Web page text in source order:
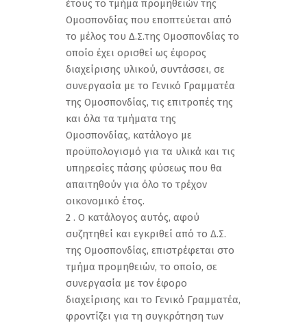
έτους το τμήμα προμηθειών της
Ομοσπονδίας που εποπτεύεται από
το μέλος του Δ.Σ.της Ομοσπονδίας το
οποίο έχει ορισθεί ως έφορος
διαχείρισης υλικού, συντάσσει, σε
συνεργασία με το Γενικό Γραμματέα
της Ομοσπονδίας, τις επιτροπές της
και όλα τα τμήματα της
Ομοσπονδίας, κατάλογο με
προϋπολογισμό για τα υλικά και τις
υπηρεσίες πάσης φύσεως που θα
απαιτηθούν για όλο το τρέχον
οικονομικό έτος.
2 . Ο κατάλογος αυτός, αφού
συζητηθεί και εγκριθεί από το Δ.Σ.
της Ομοσπονδίας, επιστρέφεται στο
τμήμα προμηθειών, το οποίο, σε
συνεργασία με τον έφορο
διαχείρισης και το Γενικό Γραμματέα,
φροντίζει για τη συγκρότηση των